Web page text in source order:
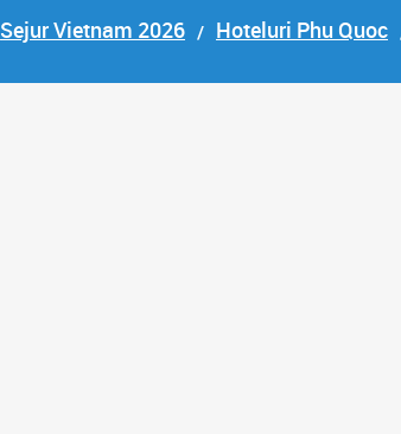
Sejur Vietnam 2026 Hoteluri Phu Quoc